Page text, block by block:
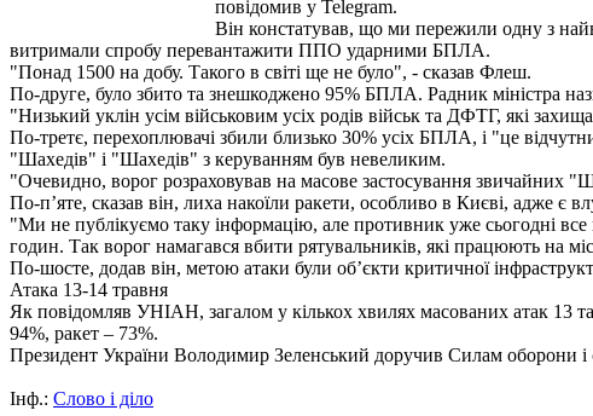
повідомив у Telegram.
Він констатував, що ми пережили одну з
витримали спробу перевантажити ППО ударними БПЛА.
"Понад 1500 на добу. Такого в світі ще не було", - сказав Флеш.
По-друге, було збито та знешкоджено 95% БПЛА. Радник міністра
"Низький уклін усім військовим усіх родів військ та ДФТГ, які
По-третє, перехоплювачі збили близько 30% усіх БПЛА, і "це
"Шахедів" і "Шахедів" з керуванням був невеликим.
"Очевидно, ворог розраховував на масове застосування звичайних
По-п’яте, сказав він, лиха накоїли ракети, особливо в Києві, адже є
"Ми не публікуємо таку інформацію, але противник уже сьогодні все
годин. Так ворог намагався вбити рятувальників, які працюють на
По-шосте, додав він, метою атаки були об’єкти критичної
Атака 13-14 травня
Як повідомляв УНІАН, загалом у кількох хвилях масованих атак 13 та
94%, ракет – 73%.
Президент України Володимир Зеленський доручив Силам оборони і
Інф.: Слово і діло